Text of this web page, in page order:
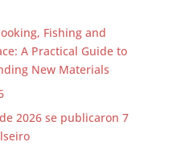
Fishing and
A Practical Guide to
New Materials
2026 se publicaron 7